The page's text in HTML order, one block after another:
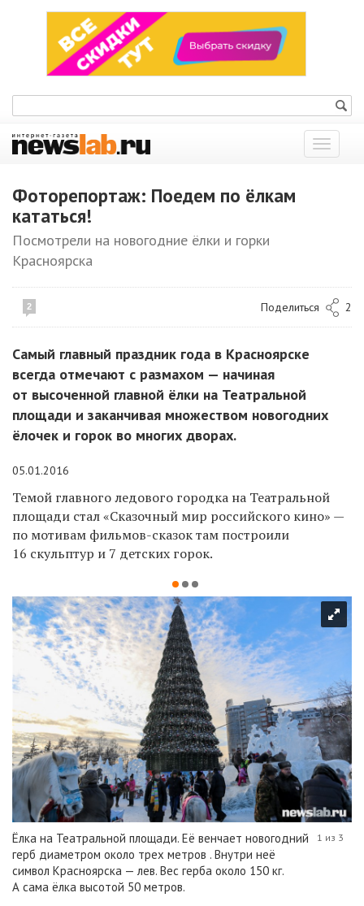
Показать
меню
Фоторепортаж: Поедем по ёлкам
кататься!
Посмотрели на новогодние ёлки и горки
Красноярска
2 Поделиться 2
Самый главный праздник года в Красноярске
всегда отмечают с размахом — начиная
от высоченной главной ёлки на Театральной
площади и заканчивая множеством новогодних
ёлочек и горок во многих дворах.
05.01.2016
Темой главного ледового городка на Театральной
площади стал «Сказочный мир российского кино» —
по мотивам фильмов-сказок там построили
16 скульптур и 7 детских горок.
Ёлка на Театральной площади. Её венчает новогодний
герб диаметром около трех метров . Внутри неё
символ Красноярска — лев. Вес герба около 150 кг.
А сама ёлка высотой 50 метров.
1 из 3